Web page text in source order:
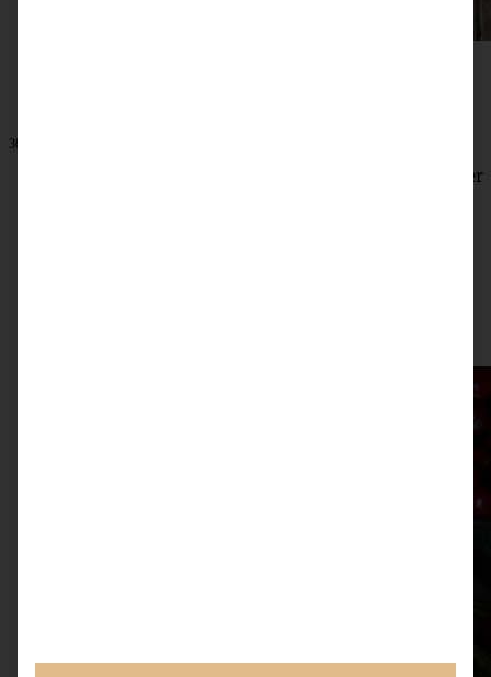
30. November 2025
Saftiger Hefekranz mit Cranberrys und Walnüssen – der